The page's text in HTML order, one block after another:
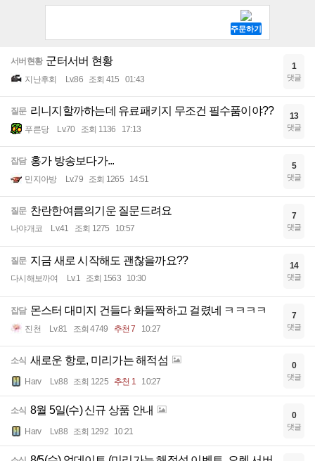
서버현황 군터서버 현황
지난후회 Lv.86 조회 415 01:43
1
댓글
질문 리니지할까하는데 유료패키지 무조건 필수품이야??
푸른당 Lv.70 조회 1136 17:13
13
댓글
잡담 홍가 방송보다가...
민지아방 Lv.79 조회 1265 14:51
5
댓글
질문 찬란한여름의기운 질문드려요
나야개코 Lv.41 조회 1275 10:57
7
댓글
질문 지금 새로 시작해도 괜찮을까요??
다시해보까여 Lv.1 조회 1563 10:30
14
댓글
잡담 몬스터 대미지 건들다 화들짝하고 걸렸네 ㅋㅋㅋㅋ
진천 Lv.81 조회 4749 추천 7 10:27
7
댓글
소식 새로운 항로, 미리가는 해적섬
Harv Lv.88 조회 1225 추천 1 10:27
0
댓글
소식 8월 5일(수) 신규 상품 안내
Harv Lv.88 조회 1292 10:21
0
댓글